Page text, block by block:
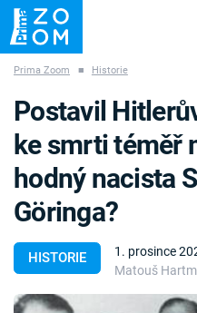
ZÁHADY VETŘELCI
Témata
Témata
Prima Zoom ■ Historie
HISTORIE
1. prosince
Matouš
Postavil
ke smrti téměř
hodný nacista
Göringa?